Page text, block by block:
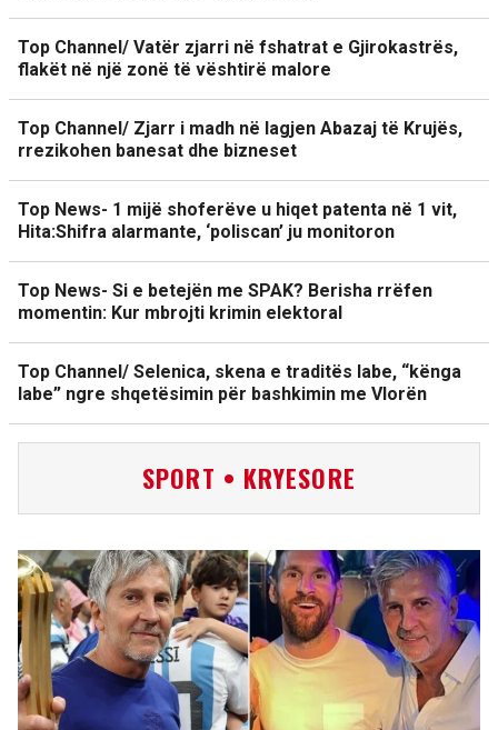
Top Channel/ Vatër zjarri në fshatrat e Gjirokastrës,
flakët në një zonë të vështirë malore
Top Channel/ Zjarr i madh në lagjen Abazaj të Krujës,
rrezikohen banesat dhe bizneset
Top News- 1 mijë shoferëve u hiqet patenta në 1 vit,
Hita:Shifra alarmante, ‘poliscan’ ju monitoron
Top News- Si e betejën me SPAK? Berisha rrëfen
momentin: Kur mbrojti krimin elektoral
Top Channel/ Selenica, skena e traditës labe, “kënga
labe” ngre shqetësimin për bashkimin me Vlorën
SPORT • KRYESORE